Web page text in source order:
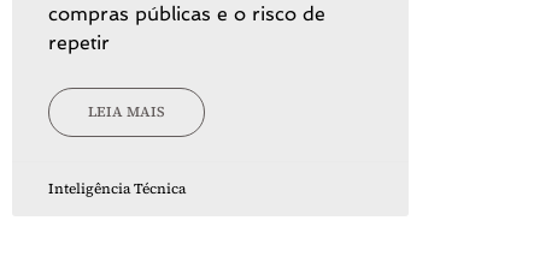
compras públicas e o risco de
repetir
LEIA MAIS
Inteligência Técnica